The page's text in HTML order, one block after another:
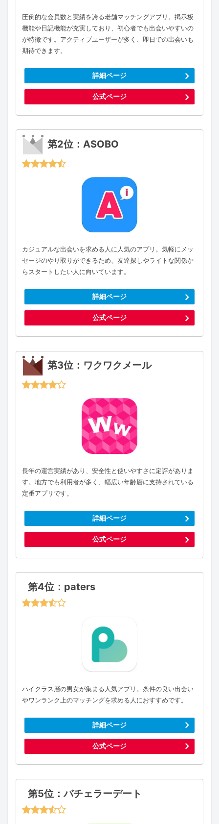
圧倒的な会員数と実績を誇る老舗マッチングアプリ。掲示板
機能や日記機能が充実しており、初心者でも出会いやすいの
が特徴です。アクティブユーザーが多く、即日での出会いも
期待できます。
詳細ページ
公式ページ
第2位：ASOBO
カジュアルな出会いを求める人に人気のアプリ。気軽にメッ
セージのやり取りができるため、友達探しやライトな関係か
らスタートしたい人に向いています。
詳細ページ
公式ページ
第3位：ワクワクメール
長年の運営実績があり、安全性と使いやすさに定評がありま
す。地方でも利用者が多く、幅広い年齢層に支持されている
定番アプリです。
詳細ページ
公式ページ
第4位：paters
ハイクラス層の男女が集まる人気アプリ。条件の良い出会い
やワンランク上のマッチングを求める人におすすめです。
詳細ページ
公式ページ
第5位：バチェラーデート